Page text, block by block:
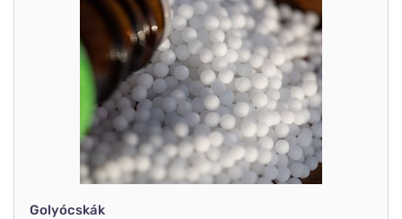
Golyócskák